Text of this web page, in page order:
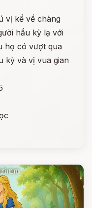
vị kể về chàng
hầu kỳ lạ với
họ có vượt qua
kỳ và vị vua gian